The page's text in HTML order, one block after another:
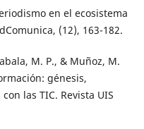
en el ecosistema
(12), 163-182.
M. P., & Muñoz, M.
génesis,
las TIC. Revista UIS